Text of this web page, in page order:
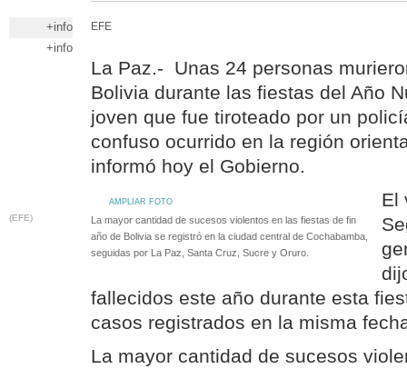
+info
+info
EFE
La Paz.- Unas 24 personas
Bolivia durante las fiestas del Año
joven que fue tiroteado por un
confuso ocurrido en la región
informó hoy el Gobierno.
AMPLIAR FOTO
(EFE)
La mayor cantidad de sucesos violentos en las fiestas de fin
año de Bolivia se registró en la ciudad central de Cochabamba,
seguidas por La Paz, Santa Cruz, Sucre y Oruro.
El
fallecidos este año durante esta
casos registrados en la misma
La mayor cantidad de sucesos